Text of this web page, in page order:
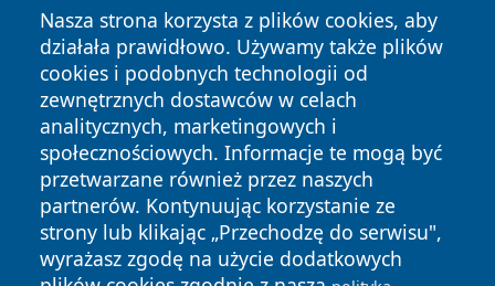
Nasza strona korzysta z plików cookies, aby
działała prawidłowo. Używamy także plików
cookies i podobnych technologii od
zewnętrznych dostawców w celach
analitycznych, marketingowych i
społecznościowych. Informacje te mogą być
przetwarzane również przez naszych
partnerów. Kontynuując korzystanie ze
strony lub klikając „Przechodzę do serwisu",
wyrażasz zgodę na użycie dodatkowych
Copyright © 2026 suwalkinews.pl Wszystkie prawa
zastrzeżone.
News Autorzy
Polityka
Prywatności
Polityka
Cookies